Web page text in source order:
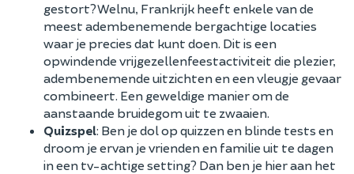
gestort? Welnu, Frankrijk heeft enkele van de
meest adembenemende bergachtige locaties
waar je precies dat kunt doen. Dit is een
opwindende vrijgezellenfeestactiviteit die plezier,
adembenemende uitzichten en een vleugje gevaar
combineert. Een geweldige manier om de
aanstaande bruidegom uit te zwaaien.
Quizspel: Ben je dol op quizzen en blinde tests en
droom je ervan je vrienden en familie uit te dagen
in een tv-achtige setting? Dan ben je hier aan het